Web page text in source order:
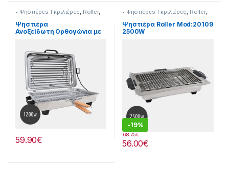
• Ψηστιέρεs-Γκριλιέρες Roller,
Συσκευές Κουζίνας
Ψηστιέρα
Ανοξείδωτη Ορθογώνια με
59.90€
• Ψηστιέρεs-Γκριλιέρες Roller,
Συσκευές Κουζίνας
Ψηστιέρα Roller Mod:20109
2500W
-19%
56.00€
68.75€